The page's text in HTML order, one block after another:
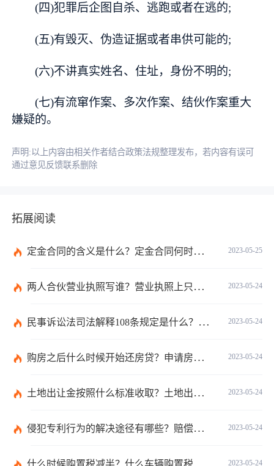
(四)犯罪后企图自杀、逃跑或者在逃的;
(五)有毁灭、伪造证据或者串供可能的;
(六)不讲真实姓名、住址，身份不明的;
(七)有流窜作案、多次作案、结伙作案重大
嫌疑的。
声明:以上内容由相关作者结合政策法规整理发布，若内容有误可
通过意见反馈联系删除
拓展阅读
2023-05-25
定金合同的含义是什么？定金合同何时生效？定金合同特征有哪些？
2023-05-24
两人合伙营业执照写谁？营业执照上只能写一位合伙人的名称吗？
2023-05-24
民事诉讼法司法解释108条规定是什么？诉前财产保全担保风险是什么？
2023-05-24
购房之后什么时候开始还房贷？申请房贷的条件是什么？
2023-05-24
土地出让金按照什么标准收取？土地出让金收费标准是什么？
2023-05-24
侵犯专利行为的解决途径有哪些？赔偿的计算方式有哪几种？专利侵权赔偿数额计算方式是什么？
2023-05-24
什么时候购置税减半？什么车辆购置税减半？